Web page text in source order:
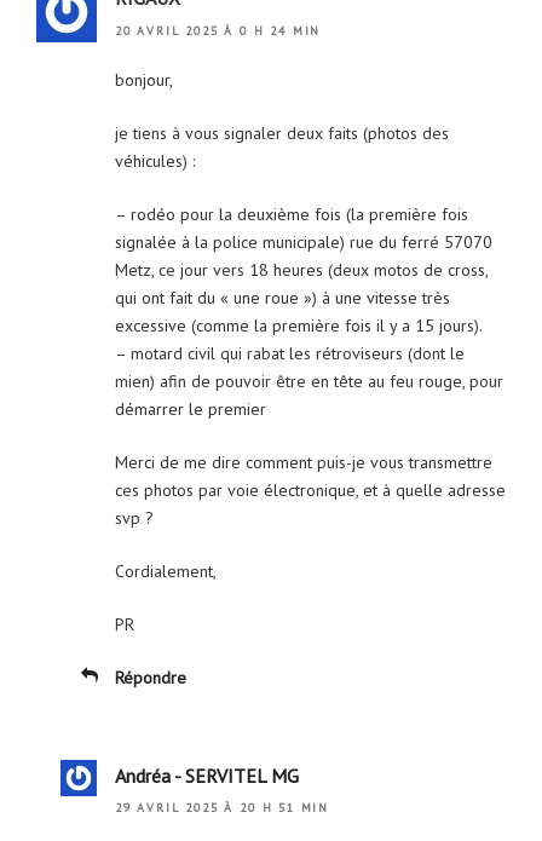
20 AVRIL 2025 À 0 H 24 MIN
bonjour,
je tiens à vous signaler deux faits (photos des
véhicules) :
– rodéo pour la deuxième fois (la première fois
signalée à la police municipale) rue du ferré 57070
Metz, ce jour vers 18 heures (deux motos de cross,
qui ont fait du « une roue ») à une vitesse très
excessive (comme la première fois il y a 15 jours).
– motard civil qui rabat les rétroviseurs (dont le
mien) afin de pouvoir être en tête au feu rouge, pour
démarrer le premier
Merci de me dire comment puis-je vous transmettre
ces photos par voie électronique, et à quelle adresse
svp ?
Cordialement,
PR
Répondre
Andréa - SERVITEL MG
29 AVRIL 2025 À 20 H 51 MIN